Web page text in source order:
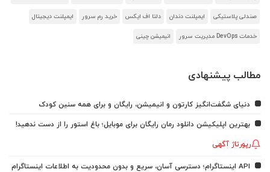
صندلی پلاستیکی ایمپلنت دندان دلتا اف ایکس خرید رم سرور ایمپلنت دیجیتال
خدمات DevOps مدیریت سرور انیمیشن چینی
مطالب پیشنهادی
دنیای شگفت‌انگیز کارتون و انیمیشن، رایگان و برای همه سنین کودک
بهترین اپلیکیشن دانلود رمان رایگان برای موبایل؛ باغ استور را از دست ندهید!
رپورتاژ آگهی
API اینستاگرام؛ دسترسی آسان، سریع و بدون محدودیت به اطلاعات اینستاگرام